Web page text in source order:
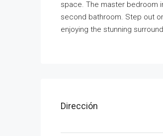
space. The master bedroom
second bathroom. Step out
enjoying the stunning
Dirección